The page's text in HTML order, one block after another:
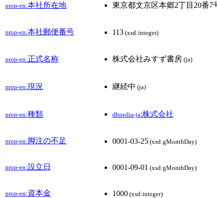
prop-en:本社所在地 東京都文京区本郷2丁目20番7
prop-en:本社郵便番号 113 (xsd:integer)
prop-en:正式名称 株式会社みすず書房 (ja)
prop-en:現況 継続中 (ja)
prop-en:種類 dbpedia-ja:株式会社
prop-en:脚注の不足 0001-03-25 (xsd:gMonthDay)
prop-en:設立日 0001-09-01 (xsd:gMonthDay)
prop-en:資本金 1000 (xsd:integer)